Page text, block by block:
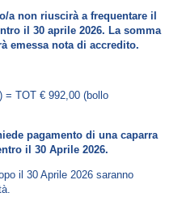
a non riuscirà a frequentare il
il 30 aprile 2026. La somma
emessa nota di accredito.
= TOT € 992,00 (bollo
pagamento di una caparra
il 30 Aprile 2026.
il 30 Aprile 2026 saranno